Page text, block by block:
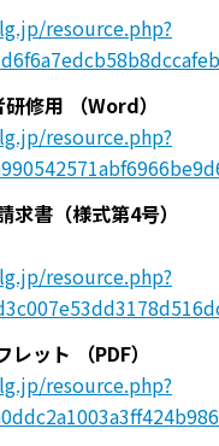
resource.php?
修用
（Word）
resource.php?
書（様式第4号）
resource.php?
レット
（PDF）
resource.php?